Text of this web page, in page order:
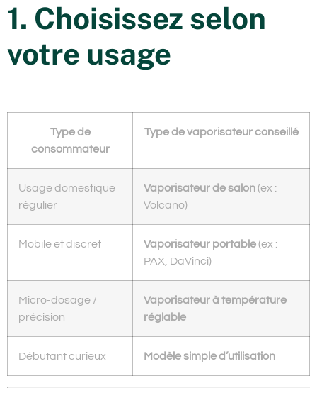
1. Choisissez selon
votre usage
Type de
consommateur
Type de vaporisateur conseillé
Usage domestique
régulier
Vaporisateur de salon(ex :
Volcano)
Mobile et discret Vaporisateur portable(ex :
PAX, DaVinci)
Micro-dosage /
précision
Vaporisateur à température
réglable
Débutant curieux Modèle simple d’utilisation